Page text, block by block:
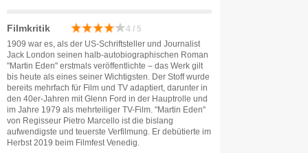
Filmkritik 4 / 5
1909 war es, als der US-Schriftsteller und Journalist
Jack London seinen halb-autobiographischen Roman
"Martin Eden" erstmals veröffentlichte – das Werk gilt
bis heute als eines seiner Wichtigsten. Der Stoff wurde
bereits mehrfach für Film und TV adaptiert, darunter in
den 40er-Jahren mit Glenn Ford in der Hauptrolle und
im Jahre 1979 als mehrteiliger TV-Film. "Martin Eden"
von Regisseur Pietro Marcello ist die bislang
aufwendigste und teuerste Verfilmung. Er debütierte im
Herbst 2019 beim Filmfest Venedig.